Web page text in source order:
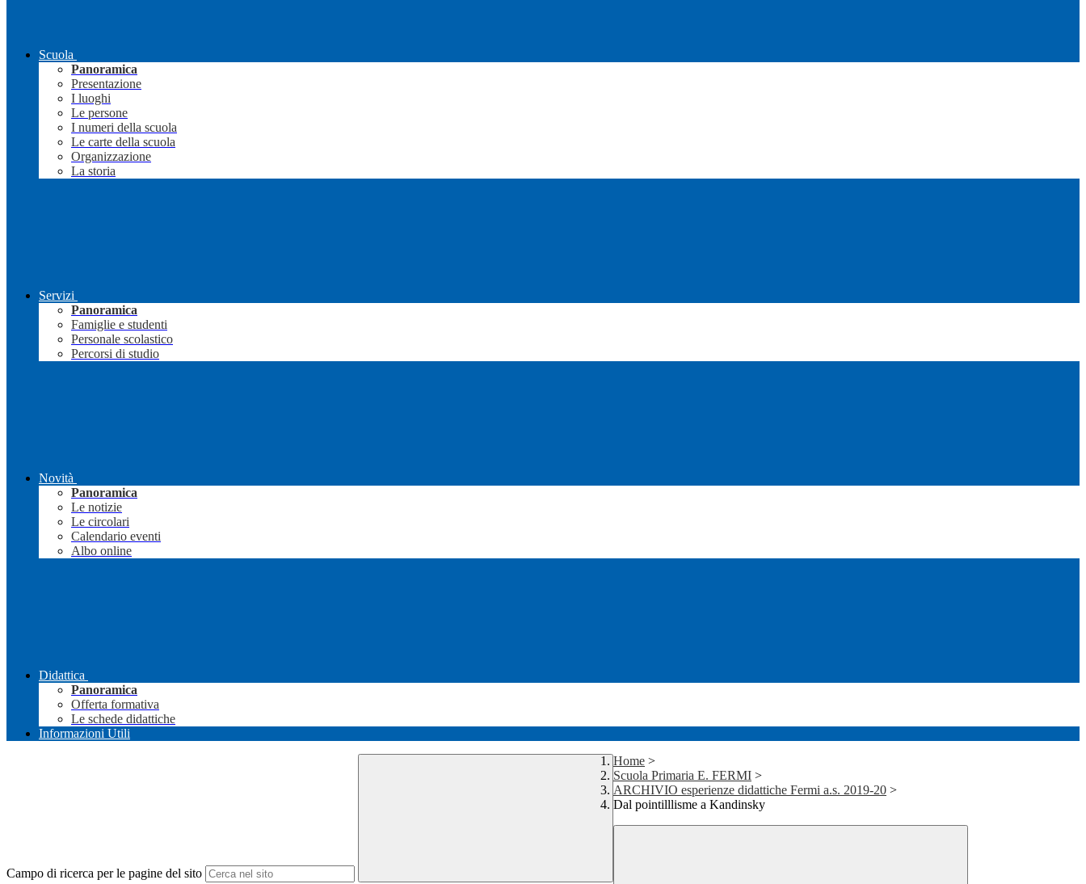
Scuola
Panoramica
Presentazione
I luoghi
Le persone
I numeri della scuola
Le carte della scuola
Organizzazione
La storia
Servizi
Panoramica
Famiglie e studenti
Personale scolastico
Percorsi di studio
Novità
Panoramica
Le notizie
Le circolari
Calendario eventi
Albo online
Didattica
Panoramica
Offerta formativa
Le schede didattiche
Informazioni Utili
Campo di ricerca per le pagine del sito
Home >
Scuola Primaria E. FERMI >
ARCHIVIO esperienze didattiche Fermi a.s. 2019-20 >
Dal pointilllisme a Kandinsky